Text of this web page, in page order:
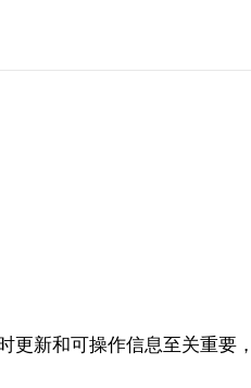
更新和可操作信息至关重要